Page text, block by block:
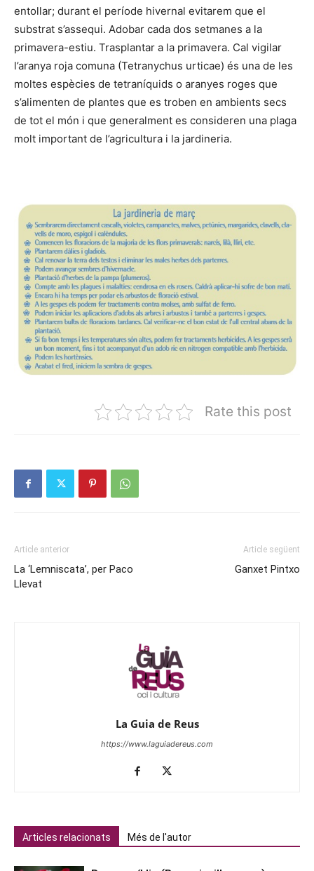
entollar; durant el període hivernal evitarem que el
substrat s’assequi. Adobar cada dos setmanes a la
primavera-estiu. Trasplantar a la primavera. Cal vigilar
l’aranya roja comuna (Tetranychus urticae) és una de les
moltes espècies de tetraníquids o aranyes roges que
s’alimenten de plantes que es troben en ambients secs
de tot el món i que generalment es consideren una plaga
molt important de l’agricultura i la jardineria.
Rate this post
Article anterior
La ‘Lemniscata’, per Paco
Llevat
Article següent
Ganxet Pintxo
La Guia de Reus
https://www.laguiadereus.com
Articles relacionats Més de l'autor